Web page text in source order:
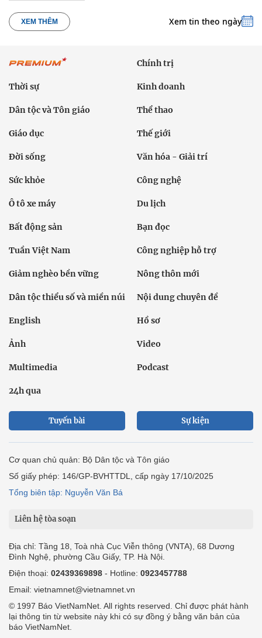
XEM THÊM Xem tin theo ngày
Chính trị
Thời sự Kinh doanh
Dân tộc và Tôn giáo Thể thao
Giáo dục Thế giới
Đời sống Văn hóa - Giải trí
Sức khỏe Công nghệ
Ô tô xe máy Du lịch
Bất động sản Bạn đọc
Tuần Việt Nam Công nghiệp hỗ trợ
Giảm nghèo bền vững Nông thôn mới
Dân tộc thiểu số và miền núi Nội dung chuyên đề
English Hồ sơ
Ảnh Video
Multimedia Podcast
24h qua
Tuyến bài Sự kiện
Cơ quan chủ quản: Bộ Dân tộc và Tôn giáo
Số giấy phép: 146/GP-BVHTTDL, cấp ngày 17/10/2025
Tổng biên tập: Nguyễn Văn Bá
Liên hệ tòa soạn
Địa chỉ: Tầng 18, Toà nhà Cục Viễn thông (VNTA), 68 Dương
Đình Nghệ, phường Cầu Giấy, TP. Hà Nội.
Điện thoại: 02439369898 - Hotline: 0923457788
Email: vietnamnet@vietnamnet.vn
© 1997 Báo VietNamNet. All rights reserved. Chỉ được phát hành
lại thông tin từ website này khi có sự đồng ý bằng văn bản của
báo VietNamNet.